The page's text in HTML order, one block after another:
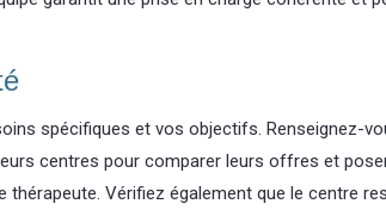
spécifiques et vos objectifs. Renseignez-
centres pour comparer leurs offres et
Vérifiez également que le centre